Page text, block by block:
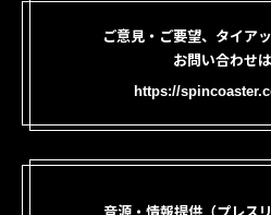
ご意見・ご要望、タイア
お問い合わせ
https://